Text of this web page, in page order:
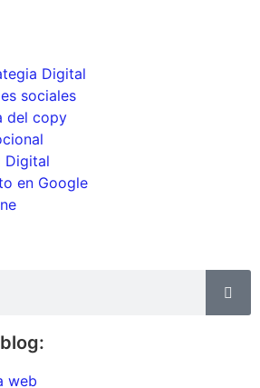
Digital
sociales
del copy
Digital
en Google